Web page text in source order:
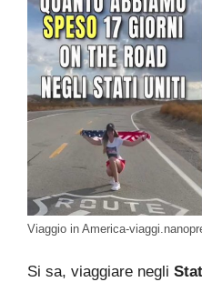
Viaggio in America-
Si sa, viaggiare negli